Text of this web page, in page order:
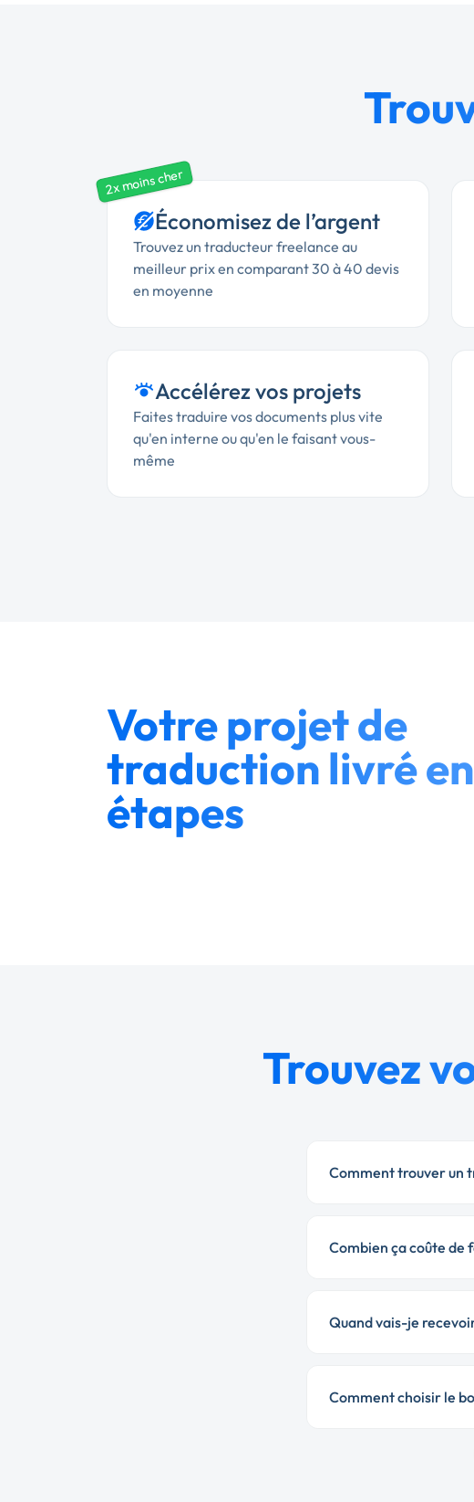
2x moins cher
Économisez de l’argent
Trouvez un traducteur freelance au
meilleur prix en comparant 30 à 40 devis
en moyenne
Accélérez vos projets
Faites traduire vos documents plus vite
qu'en interne ou qu'en le faisant vous-
même
Votre projet de
traduction livré
étapes
Trouvez
Comment trouver un
Combien ça coûte de
Quand vais-je
Comment choisir le